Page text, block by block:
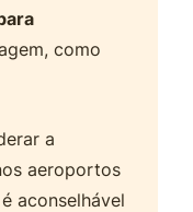
como
a
aeroportos
aconselhável